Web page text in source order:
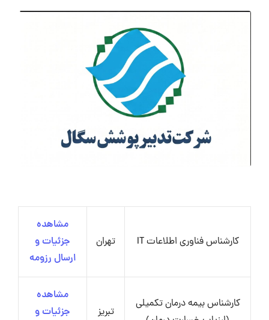
کارشناس فناوری اطلاعات IT تهران
مشاهده
جزئیات و
ارسال رزومه
کارشناس بیمه درمان تکمیلی
تبریز
مشاهده
جزئیات و